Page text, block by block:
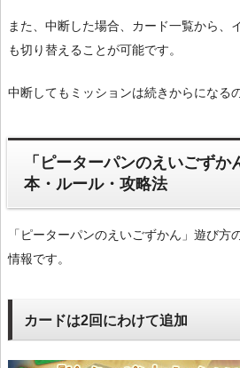
また、中断した場合、カード一覧から、
も切り替えることが可能です。
中断してもミッションは続きからになる
「ピーターパンのえいごず
本・ルール・攻略法
「ピーターパンのえいごずかん」遊び方
情報です。
カードは2回にわけて追加